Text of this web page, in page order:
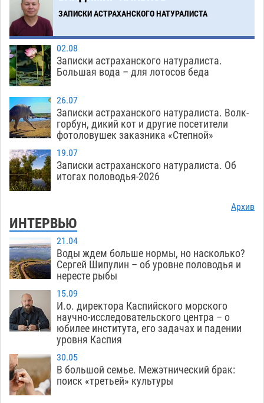
к 40-градусному пределу
06.08
ЗАПИСКИ АСТРАХАНСКОГО НАТУРАЛИСТА
02.08
Записки астраханского натуралиста.
Большая вода – для лотосов беда
26.07
Записки астраханского натуралиста. Волк-
горбун, дикий кот и другие посетители
фотоловушек заказника «Степной»
19.07
Записки астраханского натуралиста. Об
итогах половодья-2026
Архив
ИНТЕРВЬЮ
21.04
Воды ждем больше нормы, но насколько?
Сергей Шипулин – об уровне половодья и
нересте рыбы
15.09
И.о. директора Каспийского морского
научно-исследовательского центра – о
юбилее института, его задачах и падении
уровня Каспия
30.05
В большой семье. Межэтнический брак:
поиск «третьей» культуры